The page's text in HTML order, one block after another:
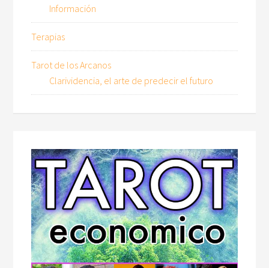
Información
Terapias
Tarot de los Arcanos
Clarividencia, el arte de predecir el futuro